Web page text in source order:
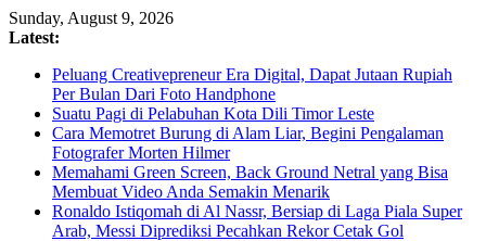
Skip
to
Sunday, August 9, 2026
Latest:
Peluang Creativepreneur Era Digital, Dapat Jutaan Rupiah
Per Bulan Dari Foto Handphone
Suatu Pagi di Pelabuhan Kota Dili Timor Leste
Cara Memotret Burung di Alam Liar, Begini Pengalaman
Fotografer Morten Hilmer
Memahami Green Screen, Back Ground Netral yang Bisa
Membuat Video Anda Semakin Menarik
Ronaldo Istiqomah di Al Nassr, Bersiap di Laga Piala Super
Arab, Messi Diprediksi Pecahkan Rekor Cetak Gol